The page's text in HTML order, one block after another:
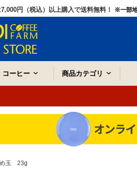
円（税込）以上購入で送料無料！ ※一部
コーヒー 商品カテゴリ
め玉 23g